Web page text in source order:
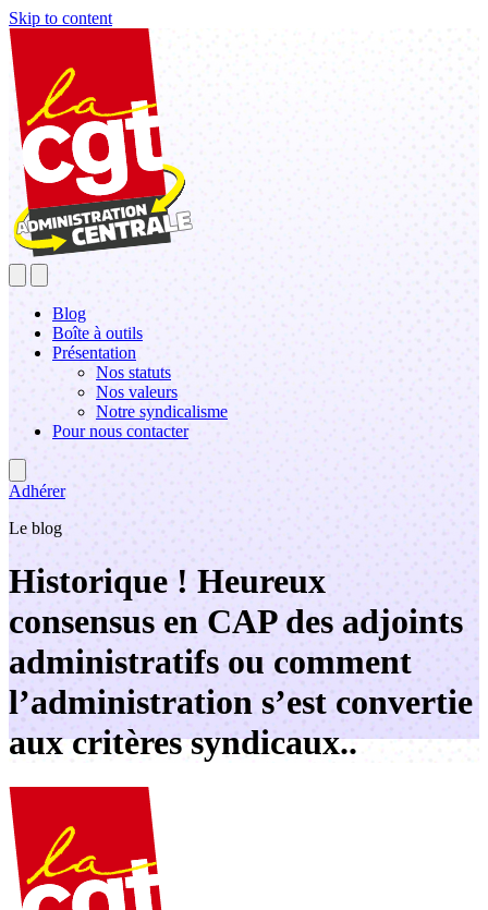
Skip to content
Blog
Boîte à outils
Présentation
Nos statuts
Nos valeurs
Notre syndicalisme
Pour nous contacter
Adhérer
Le blog
Historique ! Heureux
consensus en CAP des adjoints
administratifs ou comment
l’administration s’est convertie
aux critères syndicaux..